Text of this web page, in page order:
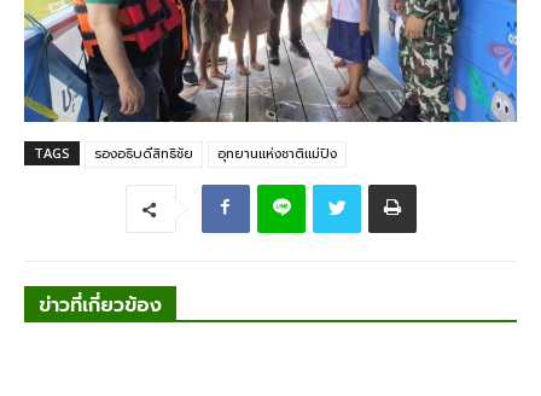
TAGS รองอธิบดีสิทธิชัย อุทยานแห่งชาติแม่ปิง
ข่าวที่เกี่ยวข้อง